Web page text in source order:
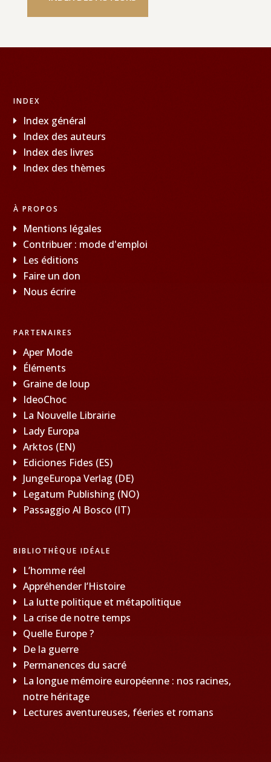
INDEX
Index général
Index des auteurs
Index des livres
Index des thèmes
À PROPOS
Mentions légales
Contribuer : mode d'emploi
Les éditions
Faire un don
Nous écrire
PARTENAIRES
Aper Mode
Éléments
Graine de loup
IdeoChoc
La Nouvelle Librairie
Lady Europa
Arktos (EN)
Ediciones Fides (ES)
JungeEuropa Verlag (DE)
Legatum Publishing (NO)
Passaggio Al Bosco (IT)
BIBLIOTHÈQUE IDÉALE
L’homme réel
Appréhender l’Histoire
La lutte politique et métapolitique
La crise de notre temps
Quelle Europe ?
De la guerre
Permanences du sacré
La longue mémoire européenne : nos racines,
notre héritage
Lectures aventureuses, féeries et romans